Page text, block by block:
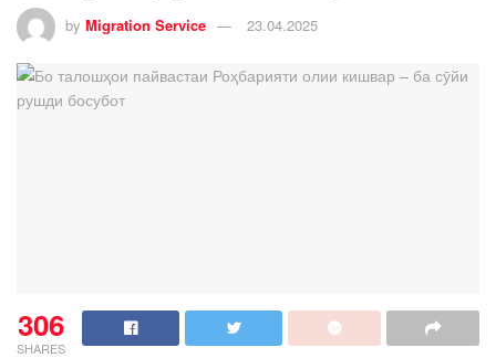
by Migration Service 23.04.2025
306
SHARES